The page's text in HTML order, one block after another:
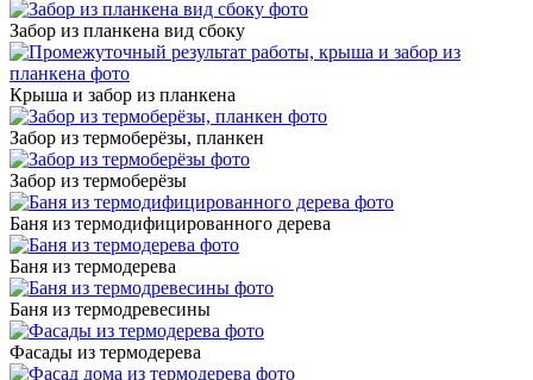
Забор из планкена вид сбоку
Крыша и забор из планкена
Забор из термоберёзы, планкен
Забор из термоберёзы
Баня из термодифицированного дерева
Баня из термодерева
Баня из термодревесины
Фасады из термодерева